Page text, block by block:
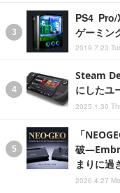
PS4 Pro/
ゲーミン
2019.7.23
Steam
にしたユ
2025.1.30
「
破
まりに過
2026.4.27